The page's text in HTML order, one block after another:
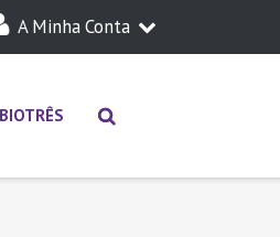
A Minha Conta
Login